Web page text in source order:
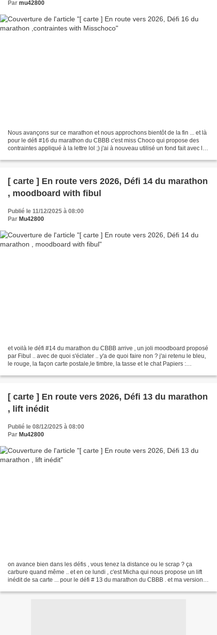
Par mu42800
Nous avançons sur ce marathon et nous approchons bientôt de la fin ... et là
pour le défi #16 du marathon du CBBB c'est miss Choco qui propose des
contraintes appliqué à la lettre lol ;) j'ai à nouveau utilisé un fond fait avec les
[ carte ] En route vers 2026, Défi 14 du marathon
, moodboard with fibul
Publié le 11/12/2025 à 08:00
Par Mu42800
et voilà le défi #14 du marathon du CBBB arrive , un joli moodboard proposé
par Fibul .. avec de quoi s'éclater .. y'a de quoi faire non ? j'ai retenu le bleu,
le rouge, la façon carte postale,le timbre, la tasse et le chat Papiers :
[ carte ] En route vers 2026, Défi 13 du marathon
, lift inédit
Publié le 08/12/2025 à 08:00
Par Mu42800
on avance bien dans les défis , vous tenez la distance ou le scrap ? ça
carbure quand même .. et en ce lundi , c'est Micha qui nous propose un lift
inédit de sa carte ... pour le défi # 13 du marathon du CBBB . et ma version